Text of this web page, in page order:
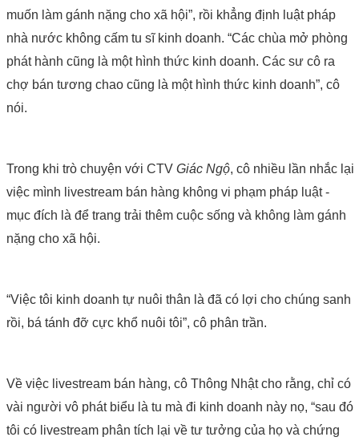
muốn làm gánh nặng cho xã hội”, rồi khẳng định luật pháp
nhà nước không cấm tu sĩ kinh doanh. “Các chùa mở phòng
phát hành cũng là một hình thức kinh doanh. Các sư cô ra
chợ bán tương chao cũng là một hình thức kinh doanh”, cô
nói.
Trong khi trò chuyện với CTV Giác Ngộ, cô nhiều lần nhắc lại
việc mình livestream bán hàng không vi phạm pháp luật -
mục đích là để trang trải thêm cuộc sống và không làm gánh
nặng cho xã hội.
“Việc tôi kinh doanh tự nuôi thân là đã có lợi cho chúng sanh
rồi, bá tánh đỡ cực khổ nuôi tôi”, cô phân trần.
Về việc livestream bán hàng, cô Thông Nhật cho rằng, chỉ có
vài người vô phát biểu là tu mà đi kinh doanh này nọ, “sau đó
tôi có livestream phân tích lại về tư tưởng của họ và chứng